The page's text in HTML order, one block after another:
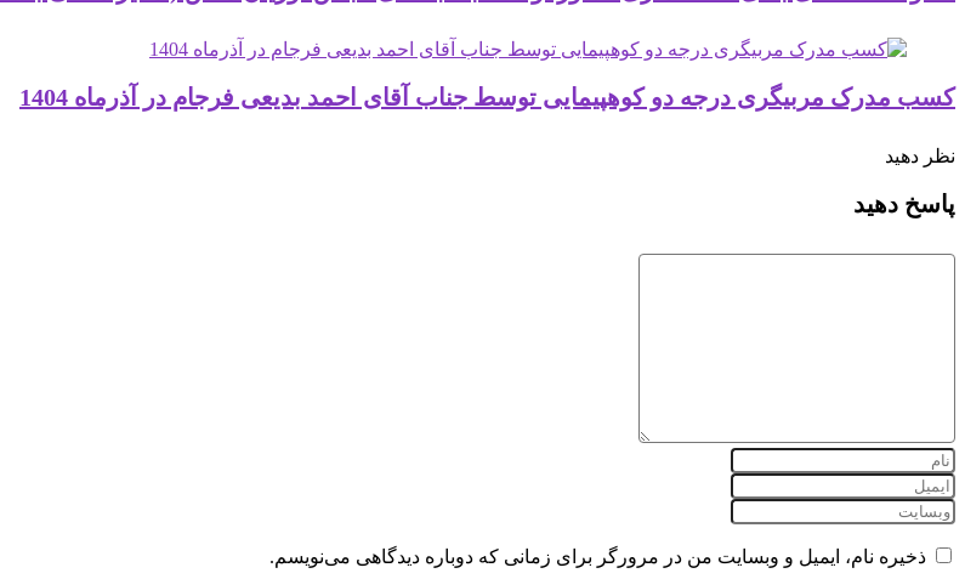
کسب مدرک مربیگری درجه دو کوهپیمایی توسط جناب آقای احمد بدیعی فرجام در آذرماه 1404
نظر دهید
پاسخ دهید
ذخیره نام، ایمیل و وبسایت من در مرورگر برای زمانی که دوباره دیدگاهی می‌نویسم.